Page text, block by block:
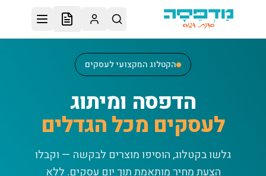
דלג לתוכן הראשי
הקטלוג המקצועי לעסקים
הדפסה ומיתוג
לעסקים מכל הגדלים
גלשו בקטלוג, הוסיפו מוצרים לבקשה — וקבלו
הצעת מחיר מותאמת תוך יום עסקים. ללא